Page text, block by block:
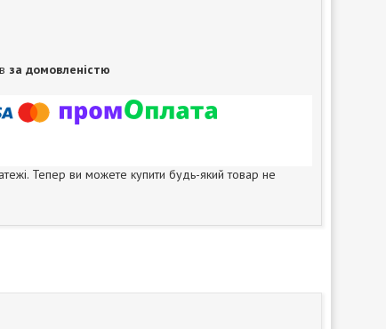
за домовленістю
Тепер ви можете купити будь-який товар не